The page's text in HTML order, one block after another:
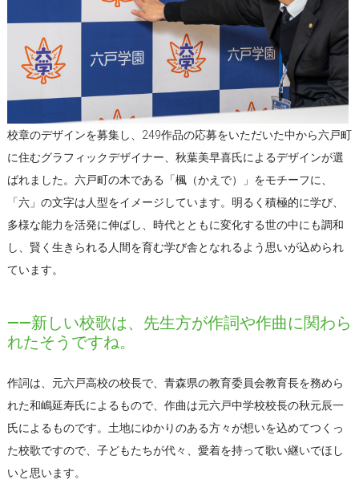
校章のデザインを募集し、249作品の応募をいただいた中から六戸町
に住むグラフィックデザイナー、秋葉美早喜氏によるデザインが選
ばれました。六戸町の木である「楓（かえで）」をモチーフに、
「六」の文字は人型をイメージしています。明るく積極的に学び、
多様な能力を活発に伸ばし、時代とともに変化する世の中にも調和
し、賢く生きられる人間を育む学び舎となれるよう思いが込められ
ています。
――新しい校歌は、先生方が作詞や作曲に関わら
れたそうですね。
作詞は、元六戸高校の校長で、青森県の教育委員会教育長を務めら
れた和嶋延寿氏によるもので、作曲は元六戸中学校校長の秋元辰一
氏によるものです。土地にゆかりのある方々が想いを込めてつくっ
た校歌ですので、子どもたちが代々、愛着を持って歌い継いでほし
いと思います。